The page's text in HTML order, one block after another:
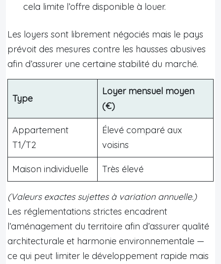
cela limite l’offre disponible à louer.
Les loyers sont librement négociés mais le pays
prévoit des mesures contre les hausses abusives
afin d’assurer une certaine stabilité du marché.
Type
Loyer mensuel moyen
(€)
Appartement
T1/T2
Élevé comparé aux
voisins
Maison individuelle Très élevé
(Valeurs exactes sujettes à variation annuelle.)
Les réglementations strictes encadrent
l’aménagement du territoire afin d’assurer qualité
architecturale et harmonie environnementale —
ce qui peut limiter le développement rapide mais